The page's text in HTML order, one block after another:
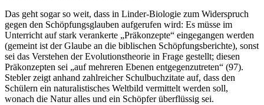
Das geht sogar so weit, dass in Linder-Biologie zum Widerspruch
gegen den Schöpfungsglauben aufgerufen wird: Es müsse im
Unterricht auf stark verankerte „Präkonzepte“ eingegangen werden
(gemeint ist der Glaube an die biblischen Schöpfungsberichte), sonst
sei das Verstehen der Evolutionstheorie in Frage gestellt; diesen
Präkonzepten sei „auf mehreren Ebenen entgegenzutreten“ (97).
Stebler zeigt anhand zahlreicher Schulbuchzitate auf, dass den
Schülern ein naturalistisches Weltbild vermittelt werden soll,
wonach die Natur alles und ein Schöpfer überflüssig sei.